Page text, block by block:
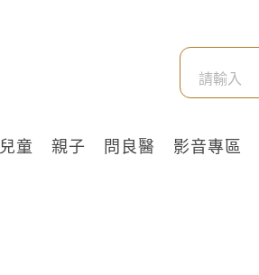
兒童 親子 問良醫 影音專區